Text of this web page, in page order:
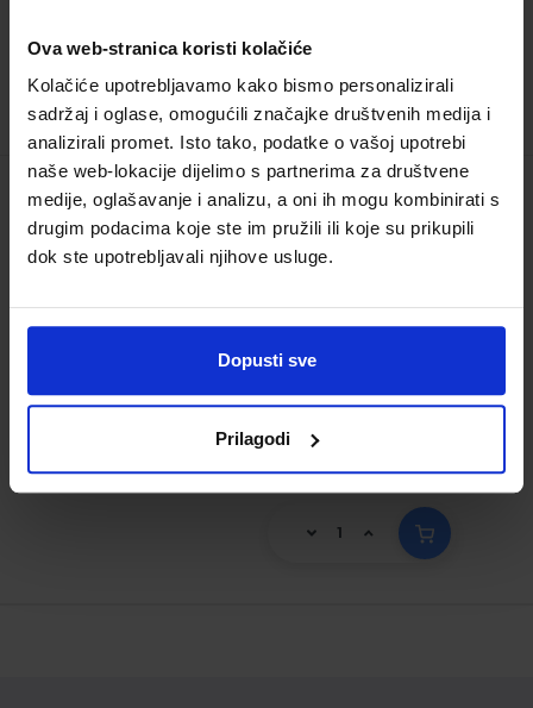
Ova web-stranica koristi kolačiće
Kolačiće upotrebljavamo kako bismo personalizirali
sadržaj i oglase, omogućili značajke društvenih medija i
analizirali promet. Isto tako, podatke o vašoj upotrebi
naše web-lokacije dijelimo s partnerima za društvene
medije, oglašavanje i analizu, a oni ih mogu kombinirati s
drugim podacima koje ste im pružili ili koje su prikupili
dok ste upotrebljavali njihove usluge.
Dopusti sve
Prilagodi
LIKOVNA MAPA 3-4; mapa za treći i
četvrti razred osnovne škole
Autor(i):